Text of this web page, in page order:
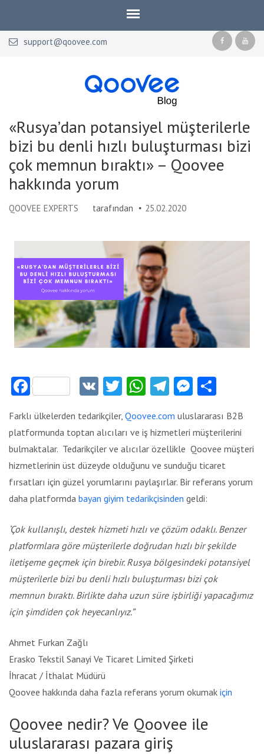
support@qoovee.com
Qoovee Blog
«Rusya’dan potansiyel müşterilerle
bizi bu denli hızlı buluşturması bizi
çok memnun bıraktı» – Qoovee
hakkında yorum
QOOVEE EXPERTS tarafından 25.02.2020
FacebookVK Twitter
WhatsApp
Telegram
Farklı ülkelerden tedarikçiler, Qoovee.com uluslararası B2B
platformunda toptan alıcıları ve iş hizmetleri müşterilerini
bulmaktalar. Tedarikçiler ve alıcılar özellikle Qoovee müşteri
hizmetlerinin üst düzeyde olduğunu ve sunduğu ticaret
fırsatları için güzel yorumlarını paylaşırlar. Bir referans yorum
daha platformda bayan giyim tedarikçisinden geldi:
‘Çok kullanışlı, destek hizmeti hızlı ve çözüm odaklı. Benzer
platformlara göre müşterilerle doğrudan hızlı bir şekilde
iletişeme geçmek için birebir. Rusya bölgesindeki potansiyel
müşterilerle bizi bu denli hızlı buluşturması bizi çok
memnun bıraktı. Birlikte daha uzun süre işbirliği yapacağımız
için şimdiden çok heyecanlıyız.”
Ahmet Furkan Zağlı
Erasko Tekstil Sanayi Ve Ticaret Limited Şirketi
İhracat / İthalat Müdürü
Qoovee hakkında daha fazla referans yorum okumak için
Qoovee nedir? Ve Qoovee ile
uluslararası pazara giriş